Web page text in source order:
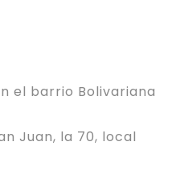
el barrio Bolivariana
Juan, la 70, local